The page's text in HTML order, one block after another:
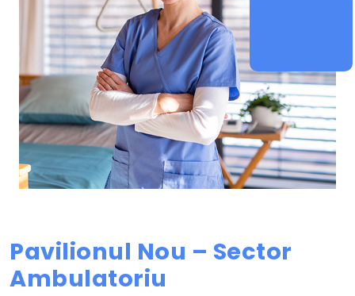
Pavilionul Nou – Sector
Ambulatoriu